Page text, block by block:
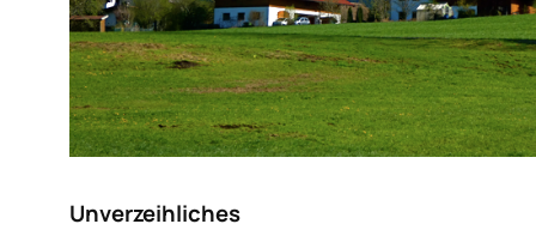
Unverzeihliches